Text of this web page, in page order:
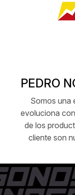
PEDRO
Somos una
evoluciona
de los
cliente son